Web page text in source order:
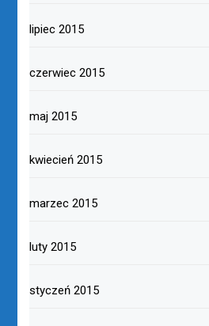
lipiec 2015
czerwiec 2015
maj 2015
kwiecień 2015
marzec 2015
luty 2015
styczeń 2015